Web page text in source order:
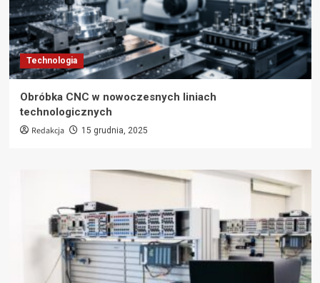
Technologia
Obróbka CNC w nowoczesnych liniach
technologicznych
Redakcja 15 grudnia, 2025